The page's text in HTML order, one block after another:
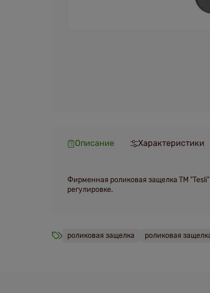
Описание Характеристики
Фирменная роликовая защелка ТМ
регулировке.
роликовая защелка роликовая